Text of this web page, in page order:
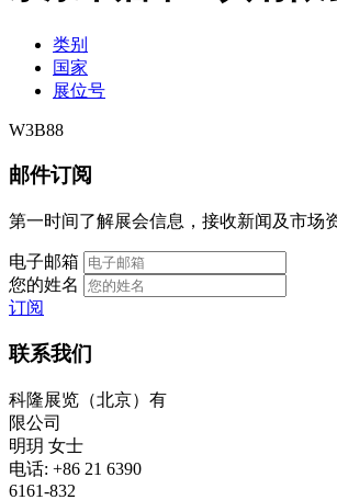
类别
国家
展位号
W3B88
邮件订阅
第一时间了解展会信息，接收新闻及市场
电子邮箱
您的姓名
订阅
联系我们
科隆展览（北京）有
限公司
明玥 女士
电话: +86 21 6390
6161-832